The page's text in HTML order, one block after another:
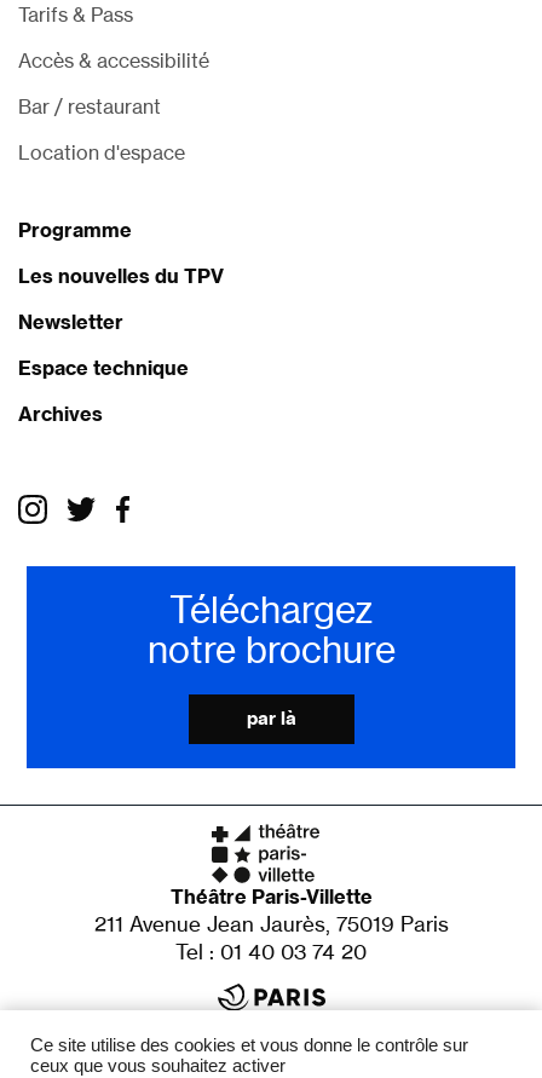
Tarifs & Pass
Accès & accessibilité
Bar / restaurant
Location d'espace
Programme
Les nouvelles du TPV
Newsletter
Espace technique
Archives
Téléchargez
notre brochure
par là
Théâtre Paris-Villette
211 Avenue Jean Jaurès, 75019 Paris
Tel : 01 40 03 74 20
DirectionAdrien de Van
Ce site utilise des cookies et vous donne le contrôle sur
ceux que vous souhaitez activer